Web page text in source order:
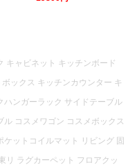
キャビネット キッチンボード
ックス キッチンカウンター キ
ハンガーラック サイドテーブル
コスメワゴン コスメボックス
ットコイルマット リビング 固
リ ラグカーペット フロアクッ